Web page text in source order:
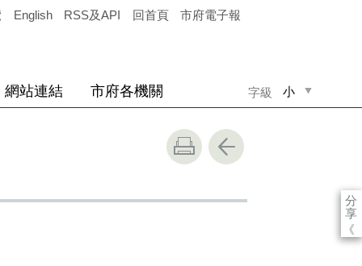
English RSS及API 回首頁 市府電子報
字級 小
網站連結 市府各機關
分
享
《